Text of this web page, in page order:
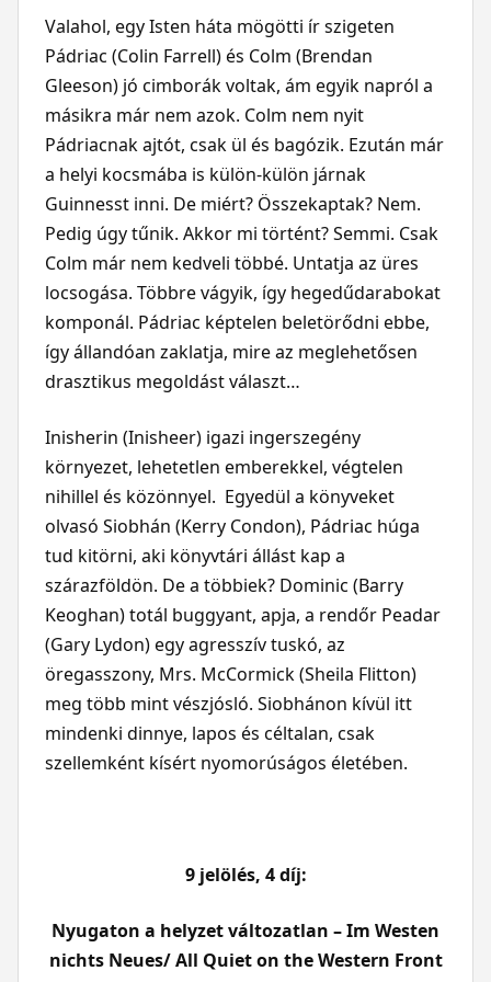
Valahol, egy Isten háta mögötti ír szigeten
Pádriac (Colin Farrell) és Colm (Brendan
Gleeson) jó cimborák voltak, ám egyik napról a
másikra már nem azok. Colm nem nyit
Pádriacnak ajtót, csak ül és bagózik. Ezután már
a helyi kocsmába is külön-külön járnak
Guinnesst inni. De miért? Összekaptak? Nem.
Pedig úgy tűnik. Akkor mi történt? Semmi. Csak
Colm már nem kedveli többé. Untatja az üres
locsogása. Többre vágyik, így hegedűdarabokat
komponál. Pádriac képtelen beletörődni ebbe,
így állandóan zaklatja, mire az meglehetősen
drasztikus megoldást választ…
Inisherin (Inisheer) igazi ingerszegény
környezet, lehetetlen emberekkel, végtelen
nihillel és közönnyel. Egyedül a könyveket
olvasó Siobhán (Kerry Condon), Pádriac húga
tud kitörni, aki könyvtári állást kap a
szárazföldön. De a többiek? Dominic (Barry
Keoghan) totál buggyant, apja, a rendőr Peadar
(Gary Lydon) egy agresszív tuskó, az
öregasszony, Mrs. McCormick (Sheila Flitton)
meg több mint vészjósló. Siobhánon kívül itt
mindenki dinnye, lapos és céltalan, csak
szellemként kísért nyomorúságos életében.
9 jelölés, 4 díj:
Nyugaton a helyzet változatlan – Im Westen
nichts Neues/ All Quiet on the Western Front